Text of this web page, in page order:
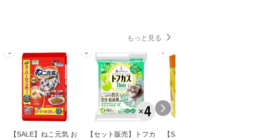
もっと見る
5
【SALE】ねこ元気 お
6
【セット販売】トフカ
7
【SALE】【数量限